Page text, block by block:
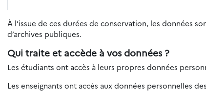
À l’issue de ces durées de conservation, les données
d’archives publiques.
Qui traite et accède à vos données ?
Les étudiants ont accès à leurs propres données
Les enseignants ont accès aux données personnelles